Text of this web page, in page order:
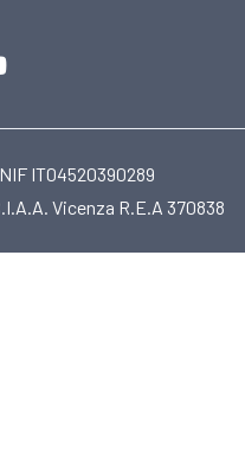
IT04520390289
Vicenza R.E.A 370838